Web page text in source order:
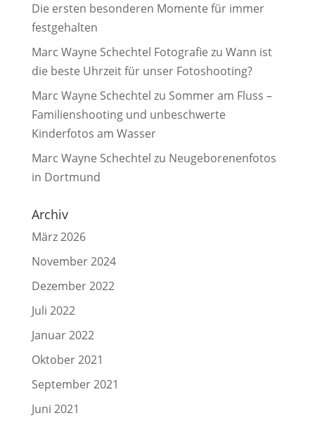
Die ersten besonderen Momente für immer
festgehalten
Marc Wayne Schechtel Fotografie zu Wann ist
die beste Uhrzeit für unser Fotoshooting?
Marc Wayne Schechtel zu Sommer am Fluss –
Familienshooting und unbeschwerte
Kinderfotos am Wasser
Marc Wayne Schechtel zu Neugeborenenfotos
in Dortmund
Archiv
März 2026
November 2024
Dezember 2022
Juli 2022
Januar 2022
Oktober 2021
September 2021
Juni 2021